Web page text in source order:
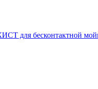
для бесконтактной